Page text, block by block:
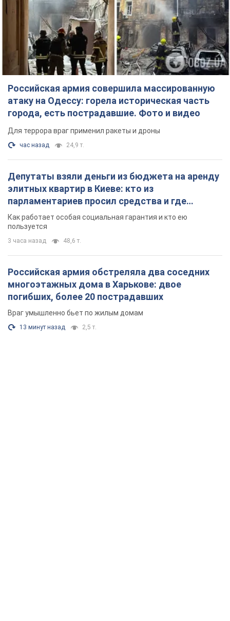
Российская армия совершила массированную
атаку на Одессу: горела историческая часть
города, есть пострадавшие. Фото и видео
Для террора враг применил ракеты и дроны
час назад 24,9 т.
Депутаты взяли деньги из бюджета на аренду
элитных квартир в Киеве: кто из
парламентариев просил средства и где
поселился
Как работает особая социальная гарантия и кто ею
пользуется
3 часа назад 48,6 т.
Российская армия обстреляла два соседних
многоэтажных дома в Харькове: двое
погибших, более 20 пострадавших
Враг умышленно бьет по жилым домам
13 минут назад 2,5 т.